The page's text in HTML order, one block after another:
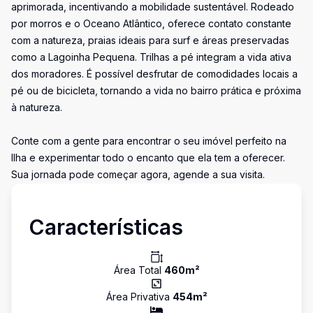
aprimorada, incentivando a mobilidade sustentável. Rodeado
por morros e o Oceano Atlântico, oferece contato constante
com a natureza, praias ideais para surf e áreas preservadas
como a Lagoinha Pequena. Trilhas a pé integram a vida ativa
dos moradores. É possível desfrutar de comodidades locais a
pé ou de bicicleta, tornando a vida no bairro prática e próxima
à natureza.
Conte com a gente para encontrar o seu imóvel perfeito na
Ilha e experimentar todo o encanto que ela tem a oferecer.
Sua jornada pode começar agora, agende a sua visita.
Características
Área Total 460m²
Área Privativa 454m²